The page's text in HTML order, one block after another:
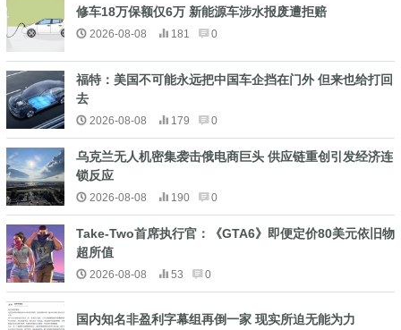
修车18万保额仅6万 新能源车涉水报废遭拒赔
2026-08-08 181 0
福特：美国不可能永远把中国车企挡在门外 但来也给打回
去
2026-08-08 179 0
乌克兰无人机密集袭击俄电商巨头 供应链重创引发经济连
锁反应
2026-08-08 190 0
Take-Two首席执行官：《GTA6》即便定价80美元依旧物
超所值
2026-08-08 53 0
国内知名非盈利字幕组再倒一家 现实所迫无能为力